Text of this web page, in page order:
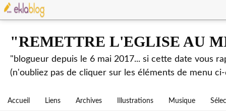
"REMETTRE L'EGLISE AU
"blogueur depuis le 6 mai 2017... si cette date vous
(n'oubliez pas de cliquer sur les éléments de menu
Accueil Liens Archives Illustrations Musique